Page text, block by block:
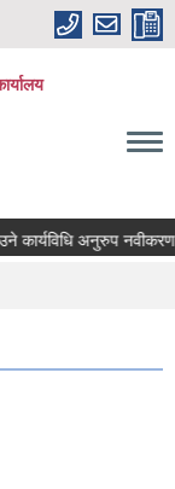
अनुरुप नवीकरण